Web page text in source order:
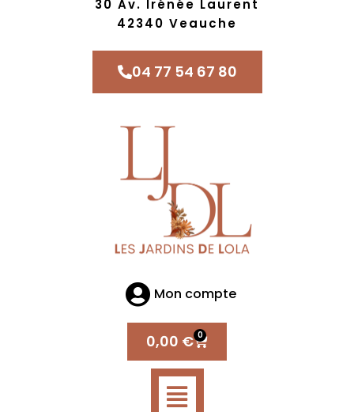
30 Av. Irénée Laurent
42340 Veauche
04 77 54 67 80
Mon compte
0,00 € 0